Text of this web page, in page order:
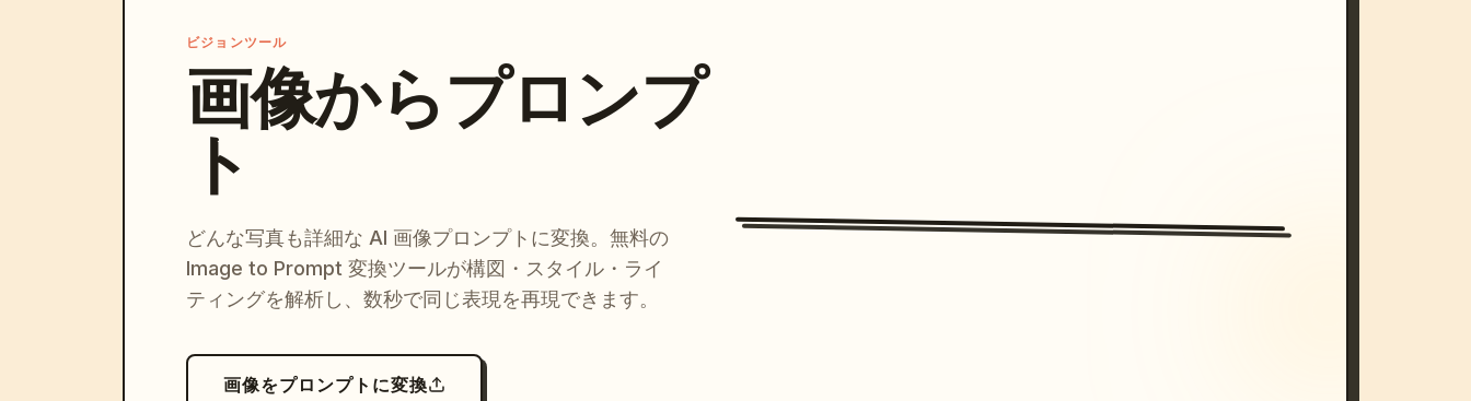
ビジョンツール
画像からプロンプ
ト
どんな写真も詳細な AI 画像プロンプトに変換。無料の
Image to Prompt 変換ツールが構図・スタイル・ライ
ティングを解析し、数秒で同じ表現を再現できます。
画像をプロンプトに変換